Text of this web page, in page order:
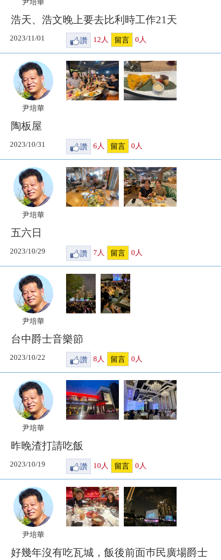
浩天、浩文晚上要去比利時工作21天
2023/11/01 讚 12 人 留言 0 人
尹培華
陶板屋
2023/10/31 讚 6 人 留言 0 人
尹培華
五六日
2023/10/29 讚 7 人 留言 0 人
尹培華
台中爵士音樂節
2023/10/22 讚 8 人 留言 0 人
尹培華
昨晚渣打請吃飯
2023/10/19 讚 10 人 留言 0 人
尹培華
好幾年沒有吃瓦城，飯後前面巿民廣場爵士